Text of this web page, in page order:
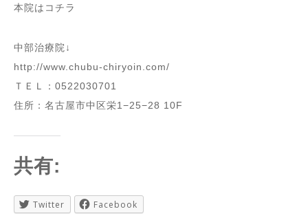
本院はコチラ
中部治療院↓
http://www.chubu-chiryoin.com/
ＴＥＬ：0522030701
住所：名古屋市中区栄1−25−28 10F
共有:
Twitter Facebook